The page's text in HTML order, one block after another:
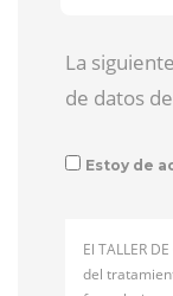
La
de datos
Estoy de
El TALLER
del